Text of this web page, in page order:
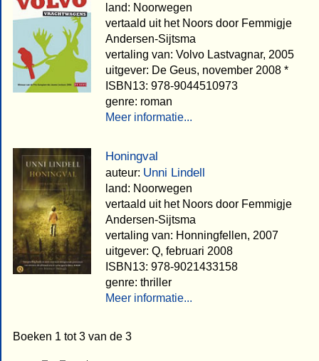
land: Noorwegen
vertaald uit het Noors door Femmigje
Andersen-Sijtsma
vertaling van: Volvo Lastvagnar, 2005
uitgever: De Geus, november 2008 *
ISBN13: 978-9044510973
genre: roman
Meer informatie...
Honingval
auteur: Unni Lindell
land: Noorwegen
vertaald uit het Noors door Femmigje
Andersen-Sijtsma
vertaling van: Honningfellen, 2007
uitgever: Q, februari 2008
ISBN13: 978-9021433158
genre: thriller
Meer informatie...
Boeken 1 tot 3 van de 3